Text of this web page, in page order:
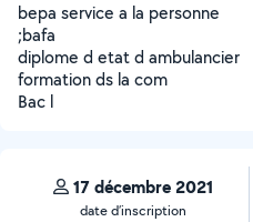
bepa service a la personne
;bafa
diplome d etat d ambulancier
formation ds la com
Bac l
17 décembre 2021
date d’inscription